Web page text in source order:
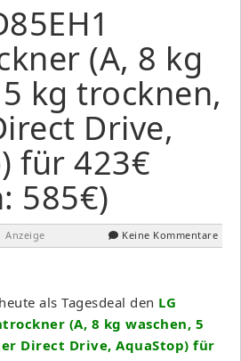
(A, 8 kg
kg trocknen,
Drive,
für 423€
585€)
Keine Kommentare
als Tagesdeal den LG
(A, 8 kg waschen, 5
Direct Drive, AquaStop) für